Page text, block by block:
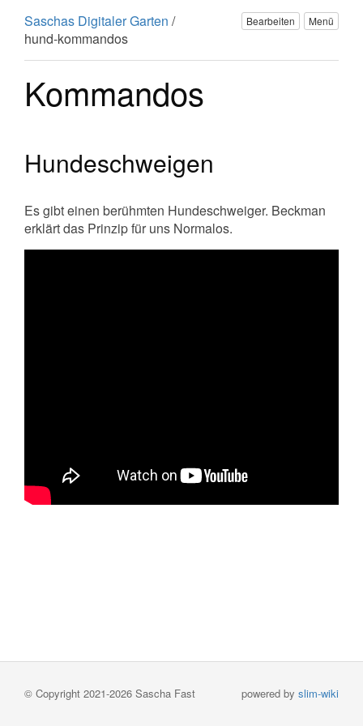
Menü
Bearbeiten
Saschas Digitaler Garten /
hund-kommandos
Kommandos
Hundeschweigen
Es gibt einen berühmten Hundeschweiger. Beckman
erklärt das Prinzip für uns Normalos.
© Copyright 2021-2026 Sascha Fast powered by slim-wiki